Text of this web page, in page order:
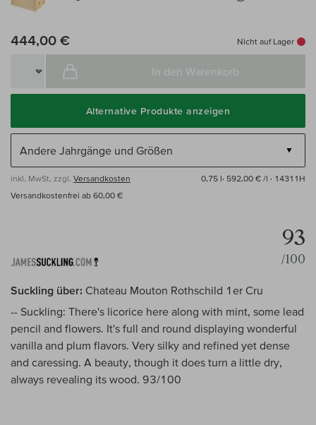
444,00 € Nicht auf Lager
In den Warenkorb
Alternative Produkte anzeigen
inkl. MwSt, zzgl. Versandkosten 0,75 l· 592,00 € /l · 14311H
Versandkostenfrei ab 60,00 €
93
/100
Suckling über: Chateau Mouton Rothschild 1er Cru
-- Suckling: There's licorice here along with mint, some lead
pencil and flowers. It's full and round displaying wonderful
vanilla and plum flavors. Very silky and refined yet dense
and caressing. A beauty, though it does turn a little dry,
always revealing its wood. 93/100